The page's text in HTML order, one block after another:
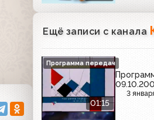
Ещё записи с канала
01:15
3
Программа передач